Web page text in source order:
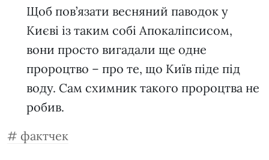
Щоб пов’язати весняний паводок у
Києві із таким собі Апокаліпсисом,
вони просто вигадали ще одне
пророцтво – про те, що Київ піде під
воду. Сам схимник такого пророцтва не
робив.
фактчек